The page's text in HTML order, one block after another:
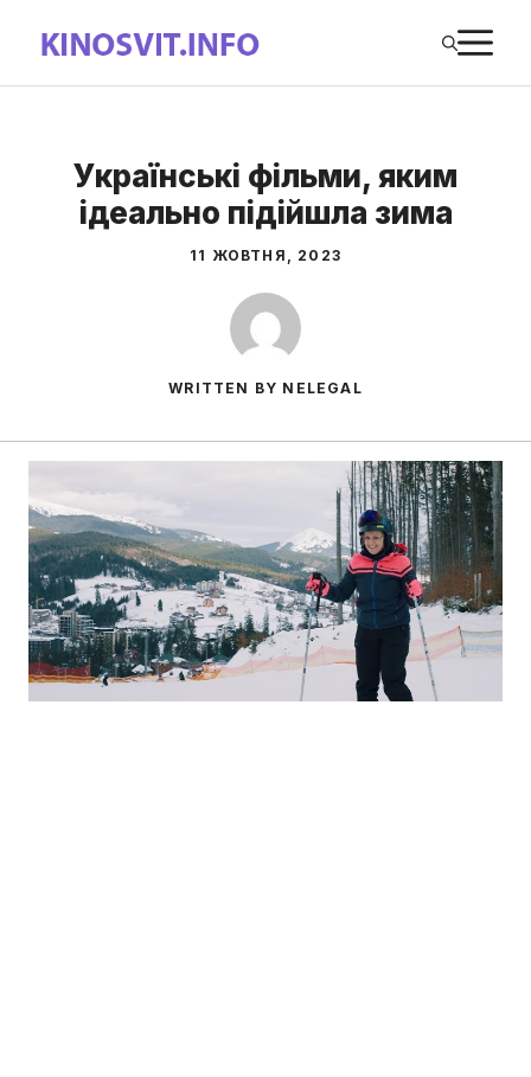
вмісту
Українські фільми, яким
ідеально підійшла зима
11 ЖОВТНЯ, 2023
WRITTEN BY NELEGAL